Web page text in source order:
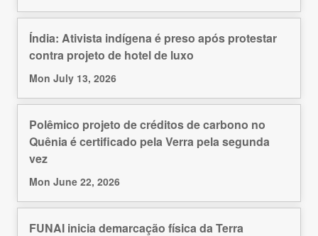
Índia: Ativista indígena é preso após protestar
contra projeto de hotel de luxo
Mon July 13, 2026
Polêmico projeto de créditos de carbono no
Quênia é certificado pela Verra pela segunda
vez
Mon June 22, 2026
FUNAI inicia demarcação física da Terra